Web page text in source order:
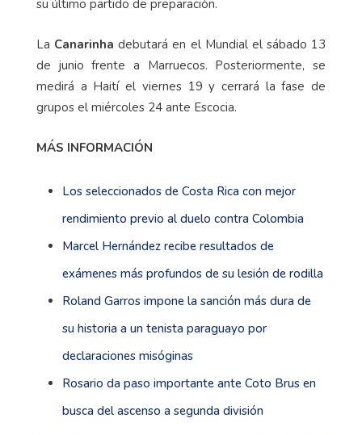
su último partido de preparación.
La Canarinha debutará en el Mundial el sábado 13
de junio frente a Marruecos. Posteriormente, se
medirá a Haití el viernes 19 y cerrará la fase de
grupos el miércoles 24 ante Escocia.
MÁS INFORMACIÓN
Los seleccionados de Costa Rica con mejor
rendimiento previo al duelo contra Colombia
Marcel Hernández recibe resultados de
exámenes más profundos de su lesión de rodilla
Roland Garros impone la sanción más dura de
su historia a un tenista paraguayo por
declaraciones misóginas
Rosario da paso importante ante Coto Brus en
busca del ascenso a segunda división